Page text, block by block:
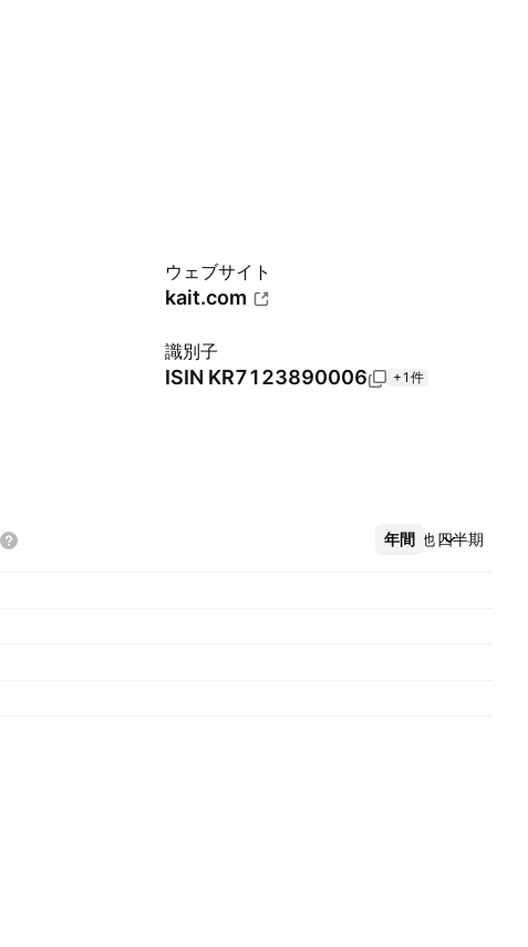
ウェブサイト
kait.com
識別子
ISIN KR7123890006 +1件
年間 四半期
その他